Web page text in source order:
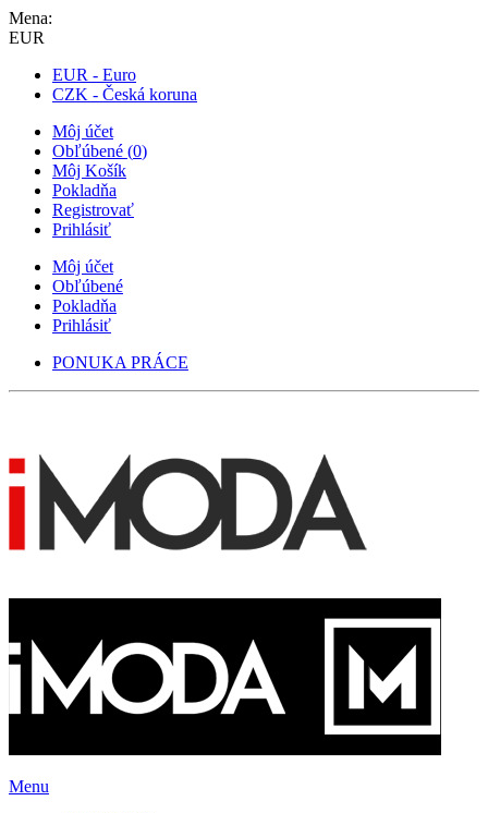
Mena:
EUR
EUR - Euro
CZK - Česká koruna
Môj účet
Obľúbené (0)
Môj Košík
Pokladňa
Registrovať
Prihlásiť
Môj účet
Obľúbené
Pokladňa
Prihlásiť
PONUKA PRÁCE
Menu